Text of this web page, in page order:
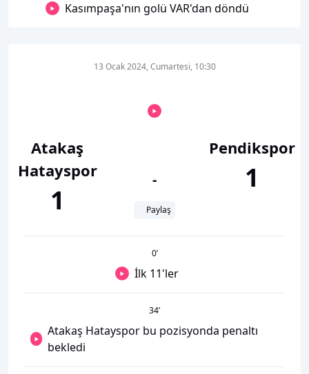
Kasımpaşa'nın golü VAR'dan döndü
Atakaş
Hatayspor
1
13 Ocak 2024, Cumartesi, 10:30
-
Paylaş
Pendikspor
1
0’
İlk 11'ler
34’
Atakaş Hatayspor bu pozisyonda penaltı
bekledi